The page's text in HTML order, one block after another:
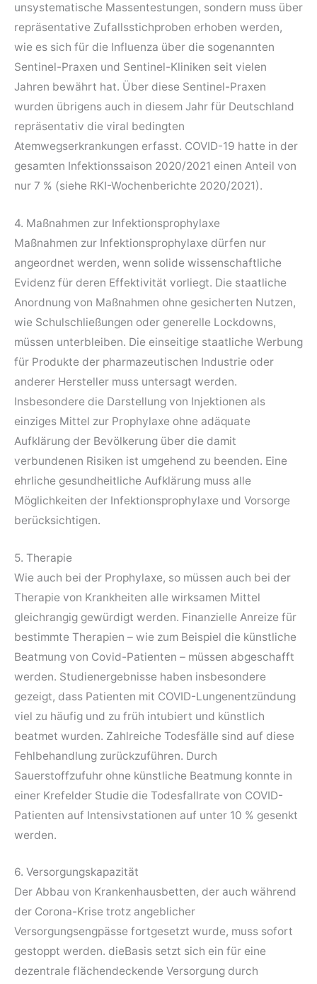
unsystematische Massentestungen, sondern muss über
repräsentative Zufallsstichproben erhoben werden,
wie es sich für die Influenza über die sogenannten
Sentinel-Praxen und Sentinel-Kliniken seit vielen
Jahren bewährt hat. Über diese Sentinel-Praxen
wurden übrigens auch in diesem Jahr für Deutschland
repräsentativ die viral bedingten
Atemwegserkrankungen erfasst. COVID-19 hatte in der
gesamten Infektionssaison 2020/2021 einen Anteil von
nur 7 % (siehe RKI-Wochenberichte 2020/2021).
4. Maßnahmen zur Infektionsprophylaxe
Maßnahmen zur Infektionsprophylaxe dürfen nur
angeordnet werden, wenn solide wissenschaftliche
Evidenz für deren Effektivität vorliegt. Die staatliche
Anordnung von Maßnahmen ohne gesicherten Nutzen,
wie Schulschließungen oder generelle Lockdowns,
müssen unterbleiben. Die einseitige staatliche Werbung
für Produkte der pharmazeutischen Industrie oder
anderer Hersteller muss untersagt werden.
Insbesondere die Darstellung von Injektionen als
einziges Mittel zur Prophylaxe ohne adäquate
Aufklärung der Bevölkerung über die damit
verbundenen Risiken ist umgehend zu beenden. Eine
ehrliche gesundheitliche Aufklärung muss alle
Möglichkeiten der Infektionsprophylaxe und Vorsorge
berücksichtigen.
5. Therapie
Wie auch bei der Prophylaxe, so müssen auch bei der
Therapie von Krankheiten alle wirksamen Mittel
gleichrangig gewürdigt werden. Finanzielle Anreize für
bestimmte Therapien – wie zum Beispiel die künstliche
Beatmung von Covid-Patienten – müssen abgeschafft
werden. Studienergebnisse haben insbesondere
gezeigt, dass Patienten mit COVID-Lungenentzündung
viel zu häufig und zu früh intubiert und künstlich
beatmet wurden. Zahlreiche Todesfälle sind auf diese
Fehlbehandlung zurückzuführen. Durch
Sauerstoffzufuhr ohne künstliche Beatmung konnte in
einer Krefelder Studie die Todesfallrate von COVID-
Patienten auf Intensivstationen auf unter 10 % gesenkt
werden.
6. Versorgungskapazität
Der Abbau von Krankenhausbetten, der auch während
der Corona-Krise trotz angeblicher
Versorgungsengpässe fortgesetzt wurde, muss sofort
gestoppt werden. dieBasis setzt sich ein für eine
dezentrale flächendeckende Versorgung durch